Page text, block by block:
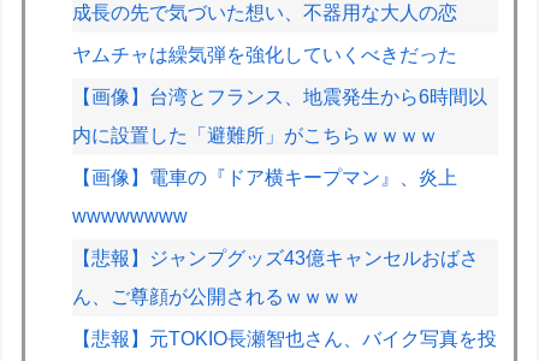
成長の先で気づいた想い、不器用な大人の恋
ヤムチャは繰気弾を強化していくべきだった
【画像】台湾とフランス、地震発生から6時間以
内に設置した「避難所」がこちらｗｗｗｗ
【画像】電車の『ドア横キープマン』、炎上
wwwwwwww
【悲報】ジャンプグッズ43億キャンセルおばさ
ん、ご尊顔が公開されるｗｗｗｗ
【悲報】元TOKIO長瀬智也さん、バイク写真を投